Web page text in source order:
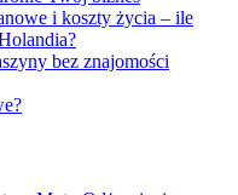
i koszty życia – ile
bez znajomości